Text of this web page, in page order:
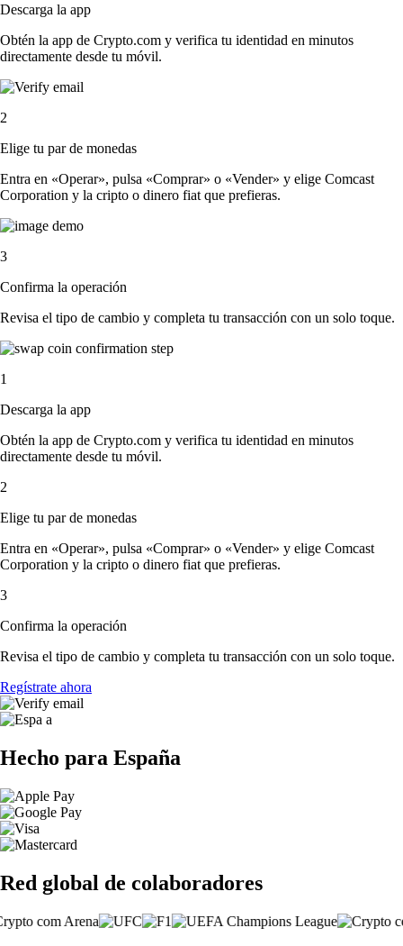
Descarga la app
Obtén la app de Crypto.com y verifica tu identidad en minutos
directamente desde tu móvil.
2
Elige tu par de monedas
Entra en «Operar», pulsa «Comprar» o «Vender» y elige Comcast
Corporation y la cripto o dinero fiat que prefieras.
3
Confirma la operación
Revisa el tipo de cambio y completa tu transacción con un solo toque.
1
Descarga la app
Obtén la app de Crypto.com y verifica tu identidad en minutos
directamente desde tu móvil.
2
Elige tu par de monedas
Entra en «Operar», pulsa «Comprar» o «Vender» y elige Comcast
Corporation y la cripto o dinero fiat que prefieras.
3
Confirma la operación
Revisa el tipo de cambio y completa tu transacción con un solo toque.
Regístrate ahora
Hecho para España
Red global de colaboradores